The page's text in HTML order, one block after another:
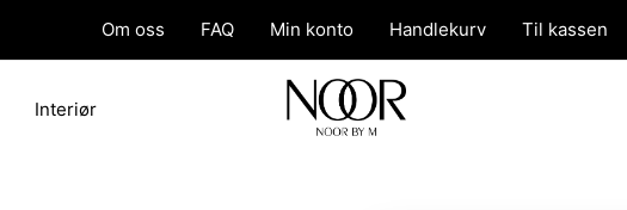
Om oss FAQ Min konto Handlekurv Til kassen
Interiør